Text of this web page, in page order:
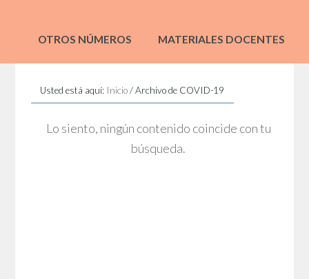
OTROS NÚMEROS MATERIALES DOCENTES
Usted está aquí: Inicio /Archivo de COVID-19
Lo siento, ningún contenido coincide con tu
búsqueda.